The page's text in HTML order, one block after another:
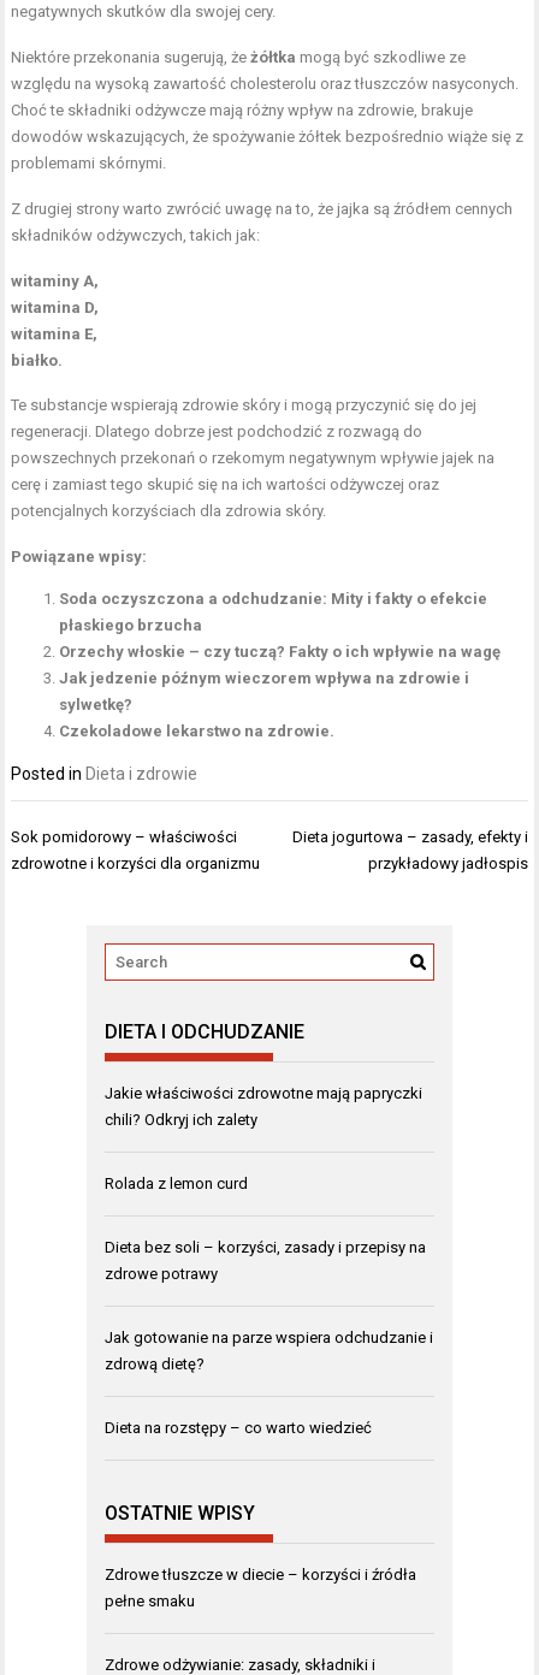
negatywnych skutków dla swojej cery.
Niektóre przekonania sugerują, żeżółtka mogą być szkodliwe ze
względu na wysoką zawartość cholesterolu oraz tłuszczów nasyconych.
Choć te składniki odżywcze mają różny wpływ na zdrowie, brakuje
dowodów wskazujących, że spożywanie żółtek bezpośrednio wiąże się z
problemami skórnymi.
Z drugiej strony warto zwrócić uwagę na to, że jajka są źródłem cennych
składników odżywczych, takich jak:
witaminy A,
witamina D,
witamina E,
białko.
Te substancje wspierają zdrowie skóry i mogą przyczynić się do jej
regeneracji. Dlatego dobrze jest podchodzić z rozwagą do
powszechnych przekonań o rzekomym negatywnym wpływie jajek na
cerę i zamiast tego skupić się na ich wartości odżywczej oraz
potencjalnych korzyściach dla zdrowia skóry.
Powiązane wpisy:
Soda oczyszczona a odchudzanie: Mity i fakty o efekcie
płaskiego brzucha
Orzechy włoskie – czy tuczą? Fakty o ich wpływie na wagę
Jak jedzenie późnym wieczorem wpływa na zdrowie i
sylwetkę?
Czekoladowe lekarstwo na zdrowie.
Posted in Dieta i zdrowie
Nawigacja
wpisu
Sok pomidorowy – właściwości
zdrowotne i korzyści dla organizmu
Dieta jogurtowa – zasady, efekty i
przykładowy jadłospis
DIETA I ODCHUDZANIE
Jakie właściwości zdrowotne mają papryczki
chili? Odkryj ich zalety
Rolada z lemon curd
Dieta bez soli – korzyści, zasady i przepisy na
zdrowe potrawy
Jak gotowanie na parze wspiera odchudzanie i
zdrową dietę?
Dieta na rozstępy – co warto wiedzieć
OSTATNIE WPISY
Zdrowe tłuszcze w diecie – korzyści i źródła
pełne smaku
Zdrowe odżywianie: zasady, składniki i